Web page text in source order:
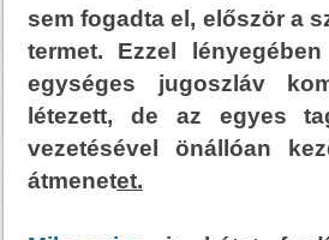
sem fogadta el, először a
termet. Ezzel
egységes jugoszláv
létezett, de az egyes
vezetésével önállóan
átmenetet.